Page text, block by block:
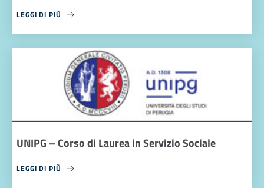
LEGGI DI PIÙ
UNIPG – Corso di Laurea in Servizio Sociale
LEGGI DI PIÙ